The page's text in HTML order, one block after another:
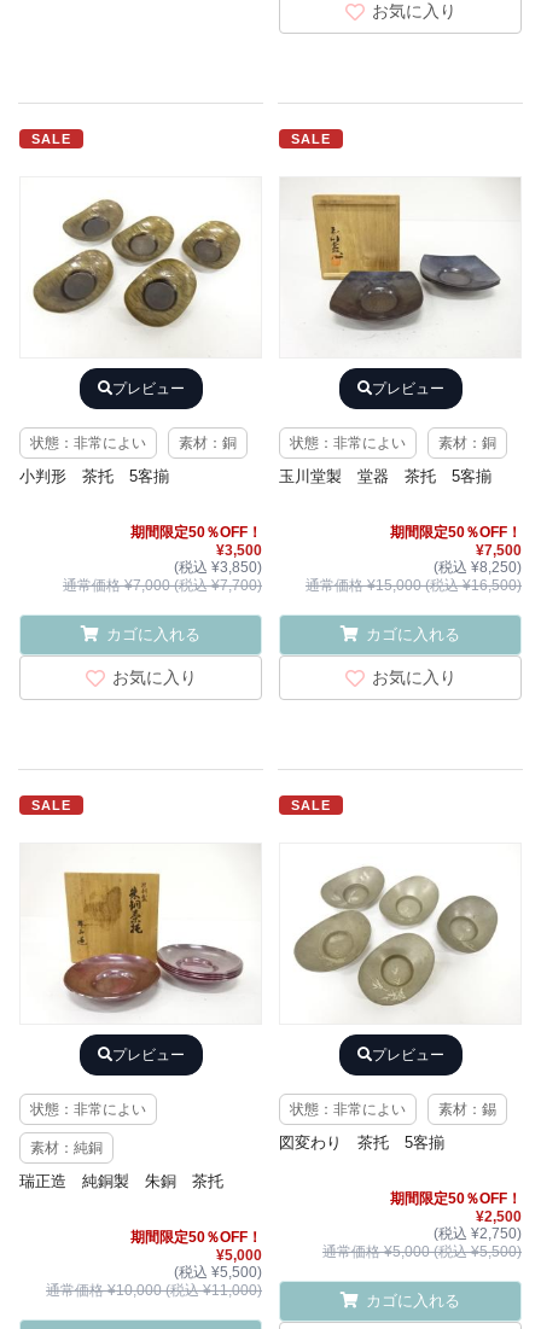
お気に入り
SALE
プレビュー
状態：非常によい 素材：銅
小判形 茶托 5客揃
期間限定50％OFF！
¥3,500
(税込 ¥3,850)
通常価格 ¥7,000 (税込 ¥7,700)
カゴに入れる
お気に入り
SALE
プレビュー
状態：非常によい 素材：銅
玉川堂製 堂器 茶托 5客揃
期間限定50％OFF！
¥7,500
(税込 ¥8,250)
通常価格 ¥15,000 (税込 ¥16,500)
カゴに入れる
お気に入り
SALE
プレビュー
状態：非常によい
素材：純銅
瑞正造 純銅製 朱銅 茶托
期間限定50％OFF！
¥5,000
(税込 ¥5,500)
通常価格 ¥10,000 (税込 ¥11,000)
SALE
プレビュー
状態：非常によい 素材：錫
図変わり 茶托 5客揃
期間限定50％OFF！
¥2,500
(税込 ¥2,750)
通常価格 ¥5,000 (税込 ¥5,500)
カゴに入れる